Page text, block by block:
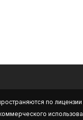
по лицензии